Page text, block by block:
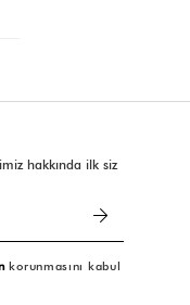
hakkında ilk siz
korunmasını kabul